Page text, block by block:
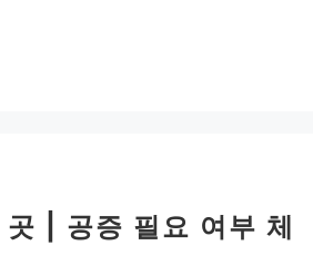
| 공증 필요 여부 체